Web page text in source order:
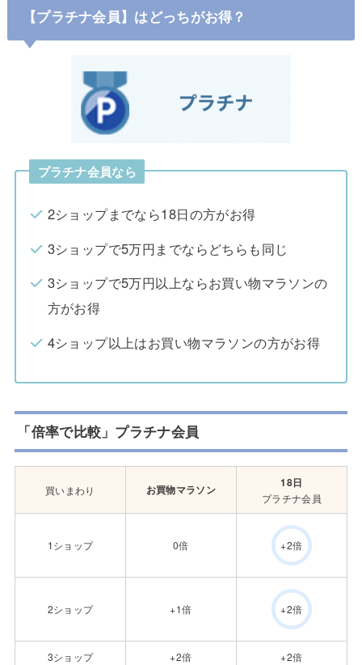
【プラチナ会員】はどっちがお得？
プラチナ会員なら
2ショップまでなら18日の方がお得
3ショップで5万円までならどちらも同じ
3ショップで5万円以上ならお買い物マラソンの
方がお得
4ショップ以上はお買い物マラソンの方がお得
「倍率で比較」プラチナ会員
買いまわり お買物マラソン 18日
プラチナ会員
1ショップ 0倍 +2倍
2ショップ +1倍 +2倍
3ショップ +2倍 +2倍